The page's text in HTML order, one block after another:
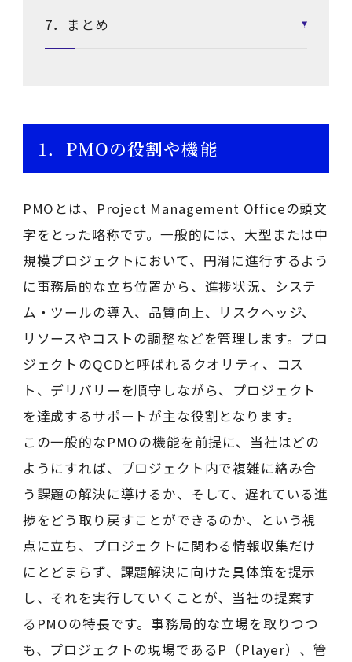
7．まとめ
1．PMOの役割や機能
PMOとは、Project Management Officeの頭文
字をとった略称です。一般的には、大型または中
規模プロジェクトにおいて、円滑に進行するよう
に事務局的な立ち位置から、進捗状況、システ
ム・ツールの導入、品質向上、リスクヘッジ、
リソースやコストの調整などを管理します。プロ
ジェクトのQCDと呼ばれるクオリティ、コス
ト、デリバリーを順守しながら、プロジェクト
を達成するサポートが主な役割となります。
この一般的なPMOの機能を前提に、当社はどの
ようにすれば、プロジェクト内で複雑に絡み合
う課題の解決に導けるか、そして、遅れている進
捗をどう取り戻すことができるのか、という視
点に立ち、プロジェクトに関わる情報収集だけ
にとどまらず、課題解決に向けた具体策を提示
し、それを実行していくことが、当社の提案す
るPMOの特長です。事務局的な立場を取りつつ
も、プロジェクトの現場であるP（Player）、管